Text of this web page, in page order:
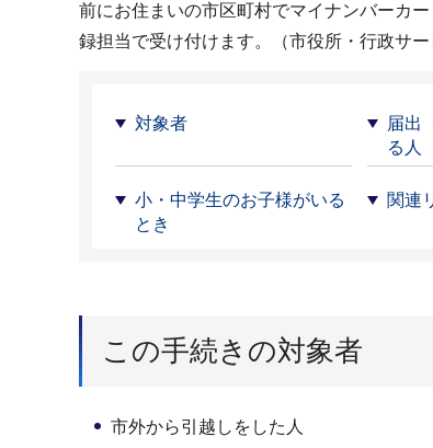
前にお住まいの市区町村でマイナンバーカ
録担当で受け付けます。（市役所・行政サ
対象者
届出
る人
小・中学生のお子様がいる
とき
関連
この手続きの対象者
市外から引越しをした人